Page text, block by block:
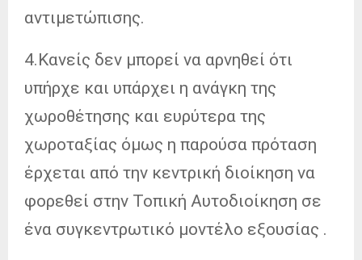
αντιμετώπισης.
4.Κανείς δεν μπορεί να αρνηθεί ότι
υπήρχε και υπάρχει η ανάγκη της
χωροθέτησης και ευρύτερα της
χωροταξίας όμως η παρούσα πρόταση
έρχεται από την κεντρική διοίκηση να
φορεθεί στην Τοπική Αυτοδιοίκηση σε
ένα συγκεντρωτικό μοντέλο εξουσίας .